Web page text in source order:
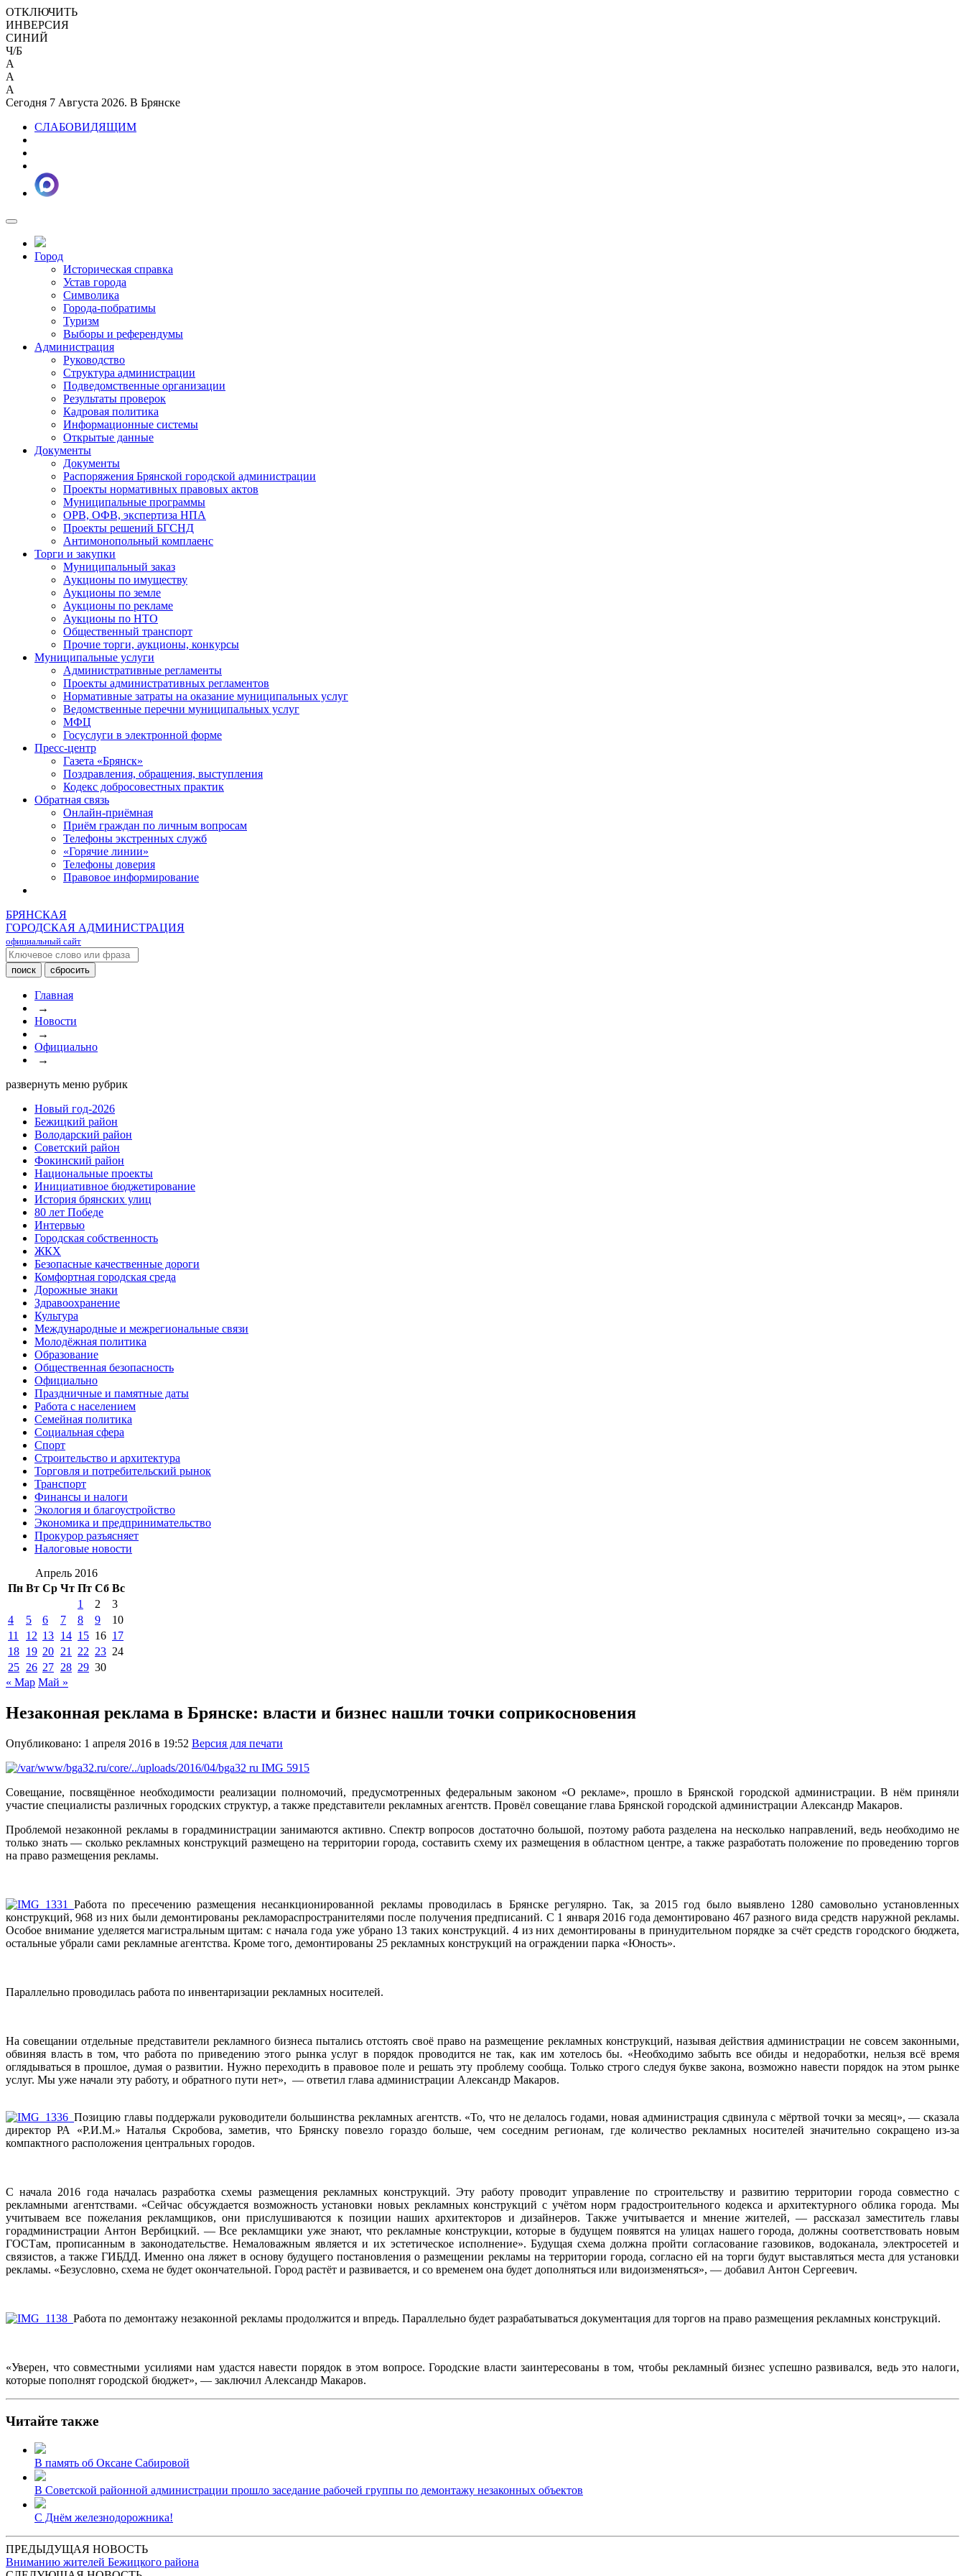
ОТКЛЮЧИТЬ
ИНВЕРСИЯ
СИНИЙ
Ч/Б
A
A
A
Сегодня 7 Августа 2026. В Брянске
СЛАБОВИДЯЩИМ
Город
Историческая справка
Устав города
Символика
Города-побратимы
Туризм
Выборы и референдумы
Администрация
Руководство
Структура администрации
Подведомственные организации
Результаты проверок
Кадровая политика
Информационные системы
Открытые данные
Документы
Документы
Распоряжения Брянской городской администрации
Проекты нормативных правовых актов
Муниципальные программы
ОРВ, ОФВ, экспертиза НПА
Проекты решений БГСНД
Антимонопольный комплаенс
Торги и закупки
Муниципальный заказ
Аукционы по имуществу
Аукционы по земле
Аукционы по рекламе
Аукционы по НТО
Общественный транспорт
Прочие торги, аукционы, конкурсы
Муниципальные услуги
Административные регламенты
Проекты административных регламентов
Нормативные затраты на оказание муниципальных услуг
Ведомственные перечни муниципальных услуг
МФЦ
Госуслуги в электронной форме
Пресс-центр
Газета «Брянск»
Поздравления, обращения, выступления
Кодекс добросовестных практик
Обратная связь
Онлайн-приёмная
Приём граждан по личным вопросам
Телефоны экстренных служб
«Горячие линии»
Телефоны доверия
Правовое информирование
БРЯНСКАЯ
ГОРОДСКАЯ АДМИНИСТРАЦИЯ
официальный сайт
Главная
→
Новости
→
Официально
→
развернуть меню рубрик
Новый год-2026
Бежицкий район
Володарский район
Советский район
Фокинский район
Национальные проекты
Инициативное бюджетирование
История брянских улиц
80 лет Победе
Интервью
Городская собственность
ЖКХ
Безопасные качественные дороги
Комфортная городская среда
Дорожные знаки
Здравоохранение
Культура
Международные и межрегиональные связи
Молодёжная политика
Образование
Общественная безопасность
Официально
Праздничные и памятные даты
Работа с населением
Семейная политика
Социальная сфера
Спорт
Строительство и архитектура
Торговля и потребительский рынок
Транспорт
Финансы и налоги
Экология и благоустройство
Экономика и предпринимательство
Прокурор разъясняет
Налоговые новости
Апрель 2016
Пн Вт Ср Чт Пт Сб Вс
1
2
3
4
5 6 7 8 9
10
11
12 13 14 15 16 17
18 19 20 21 22 23 24
25 26 27 28 29 30
« Мар Май »
Незаконная реклама в Брянске: власти и бизнес нашли точки соприкосновения
Опубликовано: 1 апреля 2016 в 19:52 Версия для печати
Совещание, посвящённое необходимости реализации полномочий, предусмотренных федеральным законом «О рекламе», прошло в Брянской городской администрации. В нём приняли
участие специалисты различных городских структур, а также представители рекламных агентств. Провёл совещание глава Брянской городской администрации Александр Макаров.
Проблемой незаконной рекламы в горадминистрации занимаются активно. Спектр вопросов достаточно большой, поэтому работа разделена на несколько направлений, ведь необходимо не
только знать — сколько рекламных конструкций размещено на территории города, составить схему их размещения в областном центре, а также разработать положение по проведению торгов
на право размещения рекламы.
Работа по пресечению размещения несанкционированной рекламы проводилась в Брянске регулярно. Так, за 2015 год было выявлено 1280 самовольно установленных
конструкций, 968 из них были демонтированы рекламораспространителями после получения предписаний. С 1 января 2016 года демонтировано 467 разного вида средств наружной рекламы.
Особое внимание уделяется магистральным щитам: с начала года уже убрано 13 таких конструкций. 4 из них демонтированы в принудительном порядке за счёт средств городского бюджета,
остальные убрали сами рекламные агентства. Кроме того, демонтированы 25 рекламных конструкций на ограждении парка «Юность».
Параллельно проводилась работа по инвентаризации рекламных носителей.
На совещании отдельные представители рекламного бизнеса пытались отстоять своё право на размещение рекламных конструкций, называя действия администрации не совсем законными,
обвиняя власть в том, что работа по приведению этого рынка услуг в порядок проводится не так, как им хотелось бы. «Необходимо забыть все обиды и недоработки, нельзя всё время
оглядываться в прошлое, думая о развитии. Нужно переходить в правовое поле и решать эту проблему сообща. Только строго следуя букве закона, возможно навести порядок на этом рынке
услуг. Мы уже начали эту работу, и обратного пути нет», — ответил глава администрации Александр Макаров.
Позицию главы поддержали руководители большинства рекламных агентств. «То, что не делалось годами, новая администрация сдвинула с мёртвой точки за месяц», — сказала
директор РА «Р.И.М.» Наталья Скробова, заметив, что Брянску повезло гораздо больше, чем соседним регионам, где количество рекламных носителей значительно сокращено из-за
компактного расположения центральных городов.
С начала 2016 года началась разработка схемы размещения рекламных конструкций. Эту работу проводит управление по строительству и развитию территории города совместно с
рекламными агентствами. «Сейчас обсуждается возможность установки новых рекламных конструкций с учётом норм градостроительного кодекса и архитектурного облика города. Мы
учитываем все пожелания рекламщиков, они прислушиваются к позиции наших архитекторов и дизайнеров. Также учитывается и мнение жителей, — рассказал заместитель главы
горадминистрации Антон Вербицкий. — Все рекламщики уже знают, что рекламные конструкции, которые в будущем появятся на улицах нашего города, должны соответствовать новым
ГОСТам, прописанным в законодательстве. Немаловажным является и их эстетическое исполнение». Будущая схема должна пройти согласование газовиков, водоканала, электросетей и
связистов, а также ГИБДД. Именно она ляжет в основу будущего постановления о размещении рекламы на территории города, согласно ей на торги будут выставляться места для установки
рекламы. «Безусловно, схема не будет окончательной. Город растёт и развивается, и со временем она будет дополняться или видоизменяться», — добавил Антон Сергеевич.
Работа по демонтажу незаконной рекламы продолжится и впредь. Параллельно будет разрабатываться документация для торгов на право размещения рекламных конструкций.
«Уверен, что совместными усилиями нам удастся навести порядок в этом вопросе. Городские власти заинтересованы в том, чтобы рекламный бизнес успешно развивался, ведь это налоги,
которые пополнят городской бюджет», — заключил Александр Макаров.
Читайте также
В память об Оксане Сабировой
В Советской районной администрации прошло заседание рабочей группы по демонтажу незаконных объектов
С Днём железнодорожника!
ПРЕДЫДУЩАЯ НОВОСТЬ
Вниманию жителей Бежицкого района